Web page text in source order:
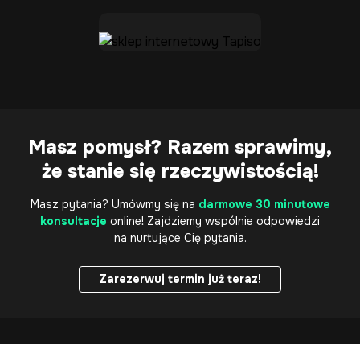
Masz pomysł? Razem sprawimy,
że stanie się rzeczywistością!
Masz pytania? Umówmy się na darmowe 30 minutowe
konsultacje online! Zajdziemy wspólnie odpowiedzi
na nurtujące Cię pytania.
Zarezerwuj termin już teraz!